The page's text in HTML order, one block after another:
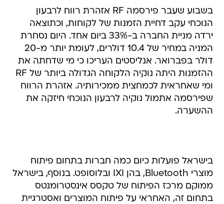
בשבוע שעבר פירסמה RF אזהרת רווח לרבעון
הנוכחי עקב דחיית הזמנות של לקוחות, וכתוצאה
ירדה מניית החברה ב-33% ביום אחד. היום נסחרת
המניה במחיר של 10.4 דולרים, לעומת יותר מ-20
דולר בפברואר. אנליסטים העריכו כי מי שדחתה את
ההזמנות היתה נוקיה הלקוחה הגדולה ביותר של RF
ומי שאחראית לכמחצית ממכירותיה. אזהרת הרווח
שפירסמה אתמול נוקיה לרבעון הנוכחי חיזקה את
ההשערה.
בישראל פועלות כיום כמה חברות בתחום פיתוח
מוצרי Bluetooth, בהן IXI ובלוסופט. בנוסף, בישראל
ממוקם מרכז הפיתוח של טקסס אינסטרומנטס
בתחום זה, האחראי על פיתוח המוצרים ואסטרגיית